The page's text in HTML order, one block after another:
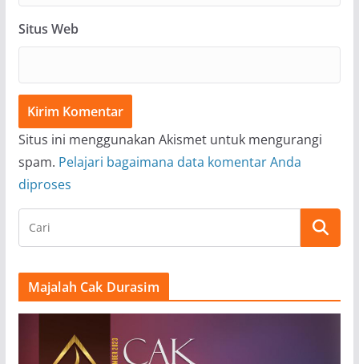
Situs Web
Situs ini menggunakan Akismet untuk mengurangi
spam. Pelajari bagaimana data komentar Anda
diproses
Majalah Cak Durasim